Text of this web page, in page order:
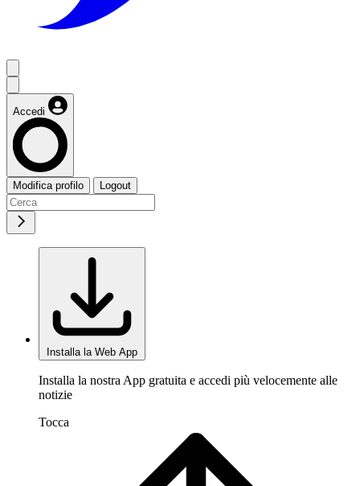
Accedi
Modifica profilo Logout
Installa la Web App
Installa la nostra App gratuita e accedi più velocemente alle
notizie
Tocca